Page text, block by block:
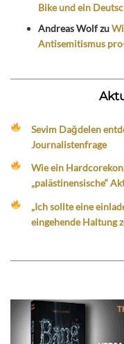
Bike und ein
Andreas Wolfzu
Antisemitismus
Sevim Dağdelen
Journalistenfrage
Wie ein
„palästinensische“
„Ich sollte eine
eingehende Haltung